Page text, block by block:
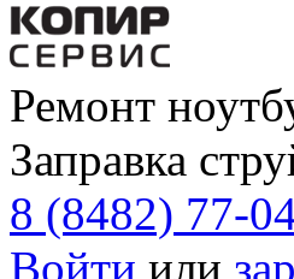
Ремонт
Заправка
8 (8482) 77-
Войти или